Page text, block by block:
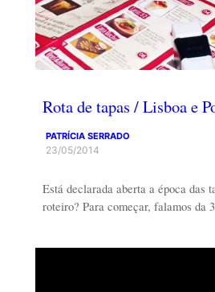
Rota de tapas / Lisboa e
PATRÍCIA SERRADO
23/05/2014
Está declarada aberta a época das
roteiro? Para começar, falamos da